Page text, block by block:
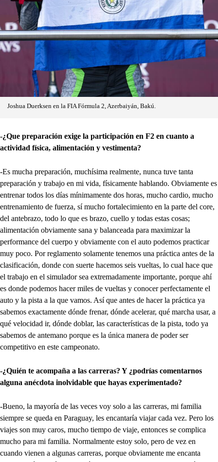
Joshua Duerksen en la FIA Fórmula 2, Azerbaiyán, Bakú.
-¿Que preparación exige la participación en F2 en cuanto a
actividad física, alimentación y vestimenta?
-Es mucha preparación, muchísima realmente, nunca tuve tanta
preparación y trabajo en mi vida, físicamente hablando. Obviamente es
entrenar todos los días mínimamente dos horas, mucho cardio, mucho
entrenamiento de fuerza, sí mucho fortalecimiento en la parte del core,
del antebrazo, todo lo que es brazo, cuello y todas estas cosas;
alimentación obviamente sana y balanceada para maximizar la
performance del cuerpo y obviamente con el auto podemos practicar
muy poco. Por reglamento solamente tenemos una práctica antes de la
clasificación, donde con suerte hacemos seis vueltas, lo cual hace que
el trabajo en el simulador sea extremadamente importante, porque ahí
es donde podemos hacer miles de vueltas y conocer perfectamente el
auto y la pista a la que vamos. Así que antes de hacer la práctica ya
sabemos exactamente dónde frenar, dónde acelerar, qué marcha usar, a
qué velocidad ir, dónde doblar, las características de la pista, todo ya
sabemos de antemano porque es la única manera de poder ser
competitivo en este campeonato.
-¿Quién te acompaña a las carreras? Y ¿podrías comentarnos
alguna anécdota inolvidable que hayas experimentado?
-Bueno, la mayoría de las veces voy solo a las carreras, mi familia
siempre se queda en Paraguay, les encantaría viajar cada vez. Pero los
viajes son muy caros, mucho tiempo de viaje, entonces se complica
mucho para mi familia. Normalmente estoy solo, pero de vez en
cuando vienen a algunas carreras, porque obviamente me encanta